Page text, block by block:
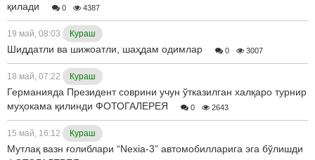
қилади
0 4387
19 май, 08:03 Кураш
Шиддатли ва шижоатли, шаҳдам одимлар 0 3007
18 май, 07:22 Кураш
Германияда Президент соврини учун ўтказилган халқаро турнир
муҳокама қилинди ФОТОГАЛЕРЕЯ
0 2643
15 май, 16:12 Кураш
Мутлақ вазн ғолиблари “Nexia-3” автомобилларига эга бўлишди